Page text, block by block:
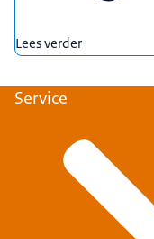
Lees verder
Service